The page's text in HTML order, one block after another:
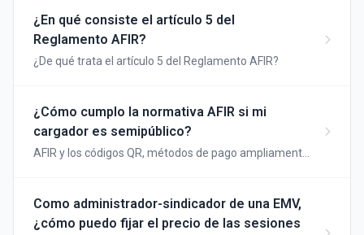
¿En qué consiste el artículo 5 del
Reglamento AFIR?
¿De qué trata el artículo 5 del Reglamento AFIR?
¿Cómo cumplo la normativa AFIR si mi
cargador es semipúblico?
AFIR y los códigos QR, métodos de pago ampliamente
Como administrador-sindicador de una EMV,
¿cómo puedo fijar el precio de las sesiones